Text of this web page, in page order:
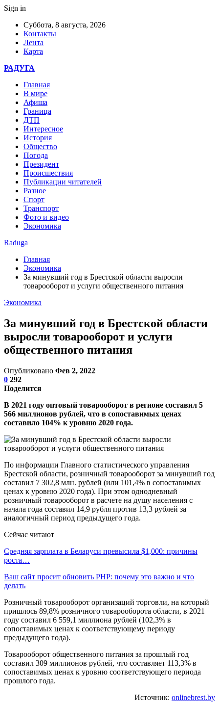
Sign in
Суббота, 8 августа, 2026
Контакты
Лента
Карта
РАДУГА
Главная
В мире
Афиша
Граница
ДТП
Интересное
История
Общество
Погода
Президент
Происшествия
Публикации читателей
Разное
Спорт
Транспорт
Фото и видео
Экономика
Raduga
Главная
Экономика
За минувший год в Брестской области выросли
товарооборот и услуги общественного питания
Экономика
За минувший год в Брестской области
выросли товарооборот и услуги
общественного питания
Опубликовано Фев 2, 2022
0 292
Поделится
В 2021 году оптовый товарооборот в регионе составил 5
566 миллионов рублей, что в сопоставимых ценах
составило 104% к уровню 2020 года.
По информации Главного статистического управления
Брестской области, розничный товарооборот за минувший год
составил 7 302,8 млн. рублей (или 101,4% в сопоставимых
ценах к уровню 2020 года). При этом однодневный
розничный товарооборот в расчете на душу населения с
начала года составил 14,9 рубля против 13,3 рублей за
аналогичный период предыдущего года.
Сейчас читают
Средняя зарплата в Беларуси превысила $1,000: причины
роста…
Ваш сайт просит обновить PHP: почему это важно и что
делать
Розничный товарооборот организаций торговли, на который
пришлось 89,8% розничного товарооборота области, в 2021
году составил 6 559,1 миллиона рублей (102,3% в
сопоставимых ценах к соответствующему периоду
предыдущего года).
Товарооборот общественного питания за прошлый год
составил 309 миллионов рублей, что составляет 113,3% в
сопоставимых ценах к уровню соответствующего периода
прошлого года.
Источник: onlinebrest.by